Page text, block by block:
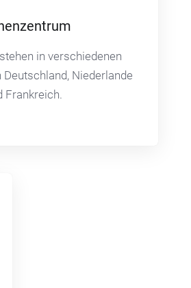
in verschiedenen
Deutschland, Niederlande
Frankreich.